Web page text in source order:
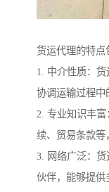
货运代理的特点
1. 中介性质：货
协调运输过程中
2. 专业知识丰
续、贸易条款等
3. 网络广泛：
伙伴，能够提供